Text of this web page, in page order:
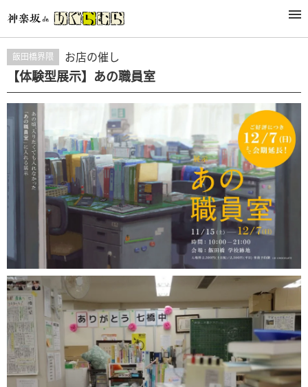
活動
飯田橋界隈 お店の催し
【体験型展示】あの職員室